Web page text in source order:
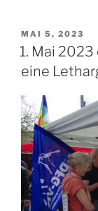
genesen
darf“
AM
MAI 5, 2023
1. Mai
eine